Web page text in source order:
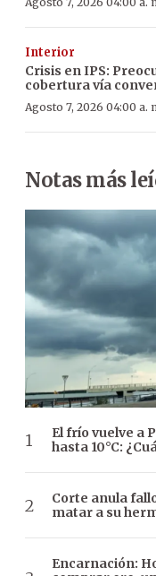
Interior
Crisis en IPS:
cobertura vía
Agosto 7, 2026 04:00 a.
Notas más
El frío vuelve a
hasta 10°C:
Corte anula
matar a su
Encarnación: